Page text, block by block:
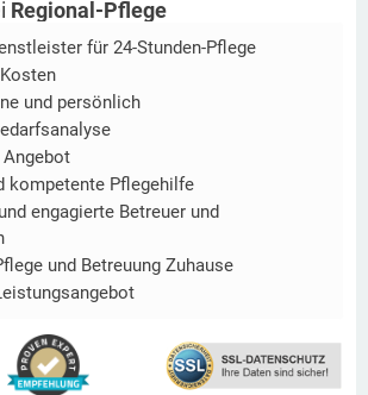
Regional-Pflege
für 24-Stunden-Pflege
und persönlich
kompetente Pflegehilfe
engagierte Betreuer und
und Betreuung Zuhause